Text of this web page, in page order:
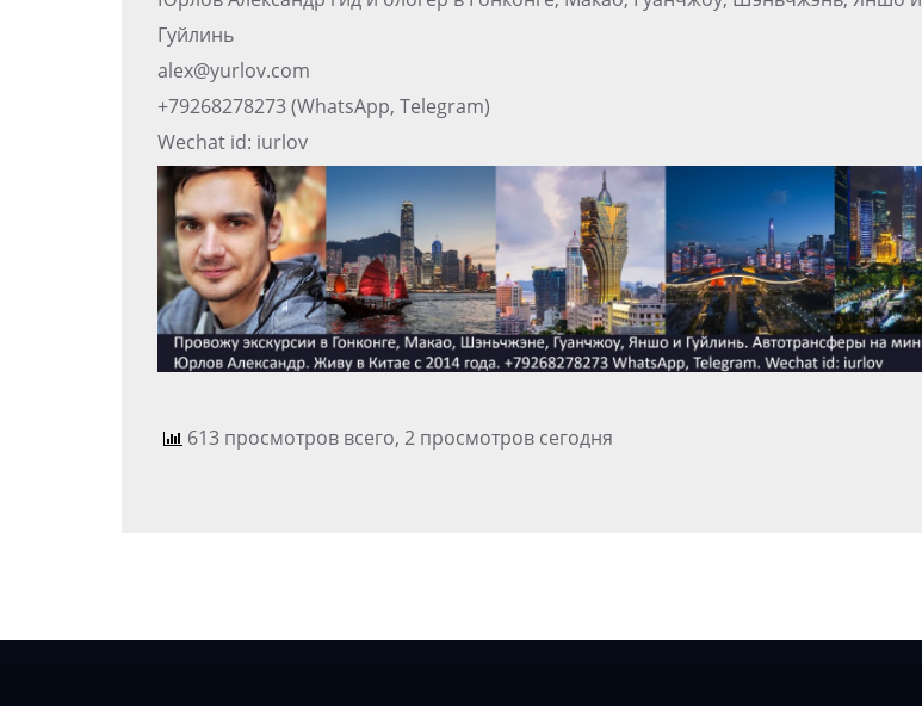
Гуйлинь
alex@yurlov.com
+79268278273 (WhatsApp, Telegram)
Wechat id: iurlov
613 просмотров всего, 2 просмотров сегодня